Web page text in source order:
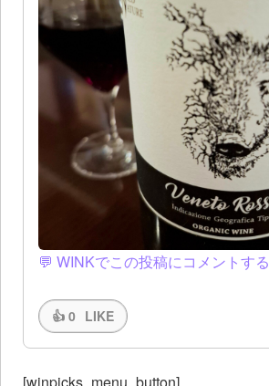
💬 WINKでこの投稿にコメントする
👍 0 LIKE